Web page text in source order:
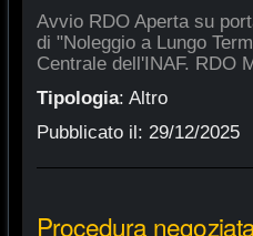
Avvio RDO Aperta su
di "Noleggio a Lungo
Centrale dell'INAF. RDO
Tipologia: Altro
Pubblicato il: 29/12/2025
Procedura